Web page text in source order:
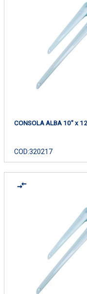
CONSOLA ALBA 10" x
COD:320217